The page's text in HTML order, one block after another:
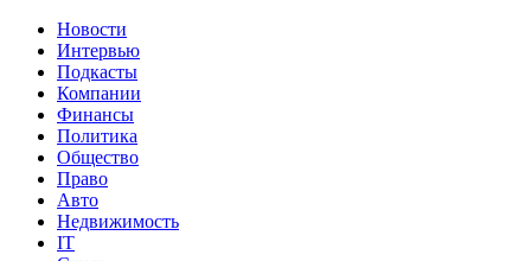
Новости
Интервью
Подкасты
Компании
Финансы
Политика
Общество
Право
Авто
Недвижимость
IT